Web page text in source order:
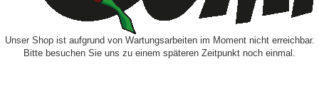
Unser Shop ist aufgrund von Wartungsarbeiten im Moment nicht erreichbar.
Bitte besuchen Sie uns zu einem späteren Zeitpunkt noch einmal.